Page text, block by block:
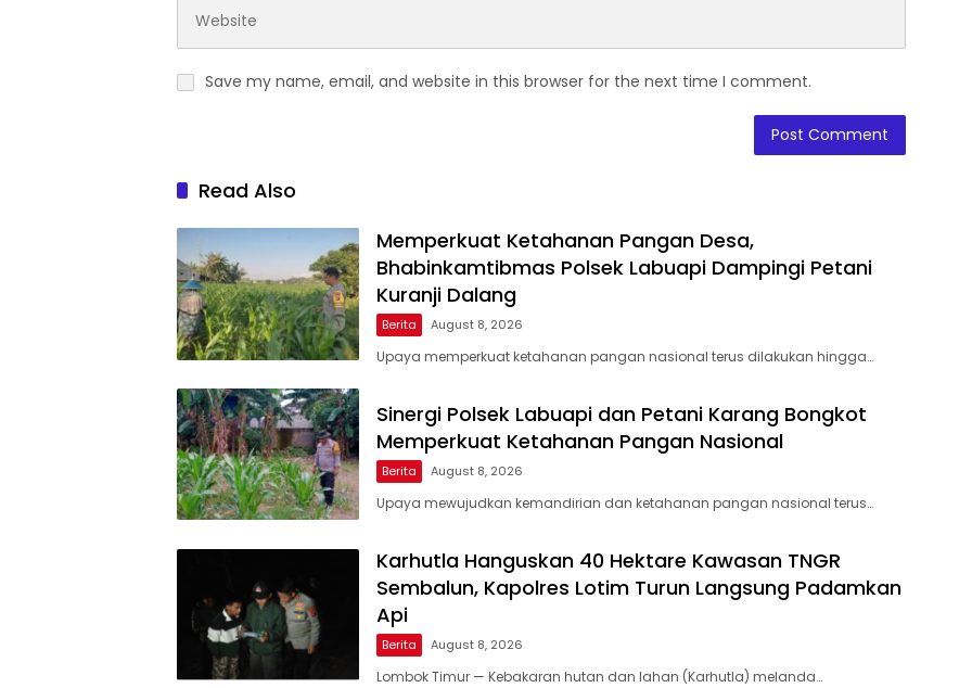
Save my name, email, and website in this browser for the next time I comment.
Read Also
Memperkuat Ketahanan Pangan Desa,
Bhabinkamtibmas Polsek Labuapi Dampingi Petani
Kuranji Dalang
Berita August 8, 2026
Upaya memperkuat ketahanan pangan nasional terus dilakukan hingga…
Sinergi Polsek Labuapi dan Petani Karang Bongkot
Memperkuat Ketahanan Pangan Nasional
Berita August 8, 2026
Upaya mewujudkan kemandirian dan ketahanan pangan nasional terus…
Karhutla Hanguskan 40 Hektare Kawasan TNGR
Sembalun, Kapolres Lotim Turun Langsung Padamkan
Api
Berita August 8, 2026
Lombok Timur — Kebakaran hutan dan lahan (Karhutla) melanda…